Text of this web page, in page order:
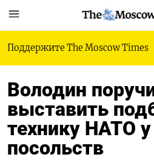
Поддержите The Moscow Times
Володин
выставить
технику НАТО
посольств